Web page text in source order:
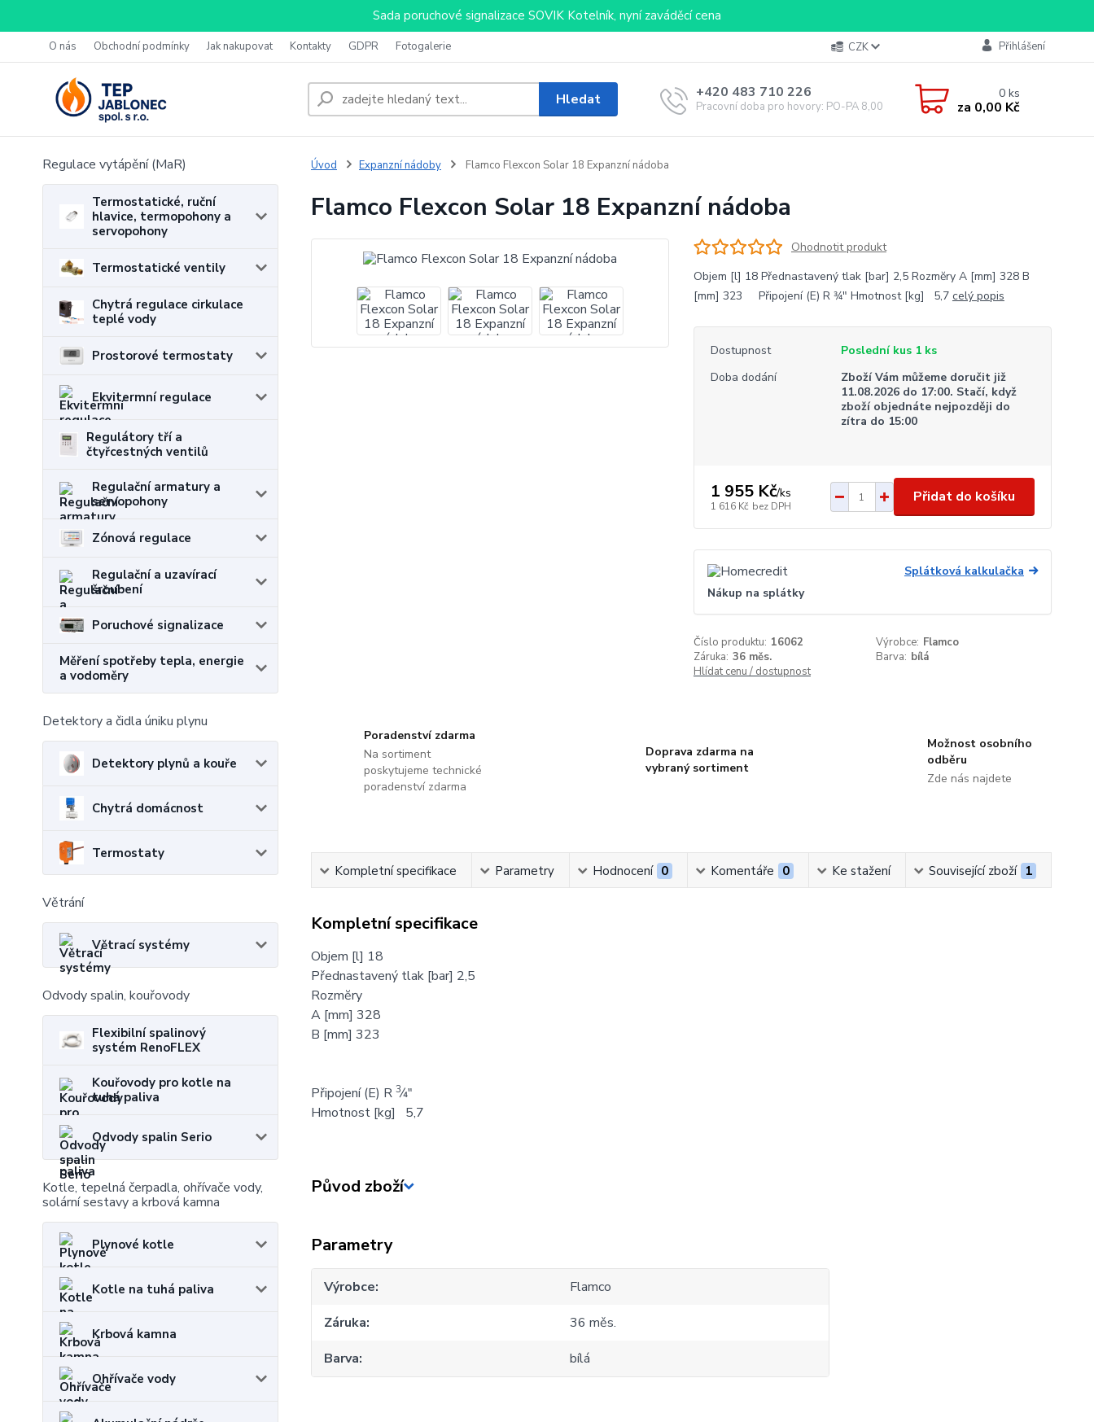
Sada poruchové signalizace SOVIK Kotelník, nyní zaváděcí cena
O nás Obchodní podmínky Jak nakupovat Kontakty GDPR Fotogalerie CZK Přihlášení
Hledat +420 483 710 226
Pracovní doba pro hovory: PO-PA 8,00-16,00
0ks
za 0,00 Kč
Regulace vytápění (MaR)
Termostatické, ruční
hlavice, termopohony a
servopohony
Termostatické ventily
Chytrá regulace cirkulace
teplé vody
Prostorové termostaty
Ekvitermní regulace
Regulátory tří a
čtyřcestných ventilů
Regulační armatury a
servopohony
Zónová regulace
Regulační a uzavírací
šroubení
Poruchové signalizace
Měření spotřeby tepla, energie
a vodoměry
Detektory a čidla úniku plynu
Detektory plynů a kouře
Chytrá domácnost
Termostaty
Větrání
Větrací systémy
Odvody spalin, kouřovody
Flexibilní spalinový
systém RenoFLEX
Kouřovody pro kotle na
tuhá paliva
Odvody spalin Serio
Kotle, tepelná čerpadla, ohřívače vody,
solární sestavy a krbová kamna
Plynové kotle
Kotle na tuhá paliva
Krbová kamna
Ohřívače vody
Úvod Expanzní nádoby Flamco Flexcon Solar 18 Expanzní nádoba
Flamco Flexcon Solar 18 Expanzní nádoba
Ohodnotit produkt
Objem [l] 18 Přednastavený tlak [bar] 2,5 Rozmĕry A [mm] 328 B
[mm] 323 Připojení (E) R 3⁄4" Hmotnost [kg] 5,7 celý popis
Dostupnost
Poslední kus 1 ks
Doba dodání
Zboží Vám můžeme doručit již
11.08.2026 do 17:00. Stačí, když
zboží objednáte nejpozději do
zítra do 15:00
1 955 Kč/ks
1 616 Kč bez DPH
Přidat do košíku
Splátková kalkulačka
Nákup na splátky
Číslo produktu: 16062 Výrobce: Flamco
Záruka: 36 měs. Barva: bílá
Hlídat cenu / dostupnost
Poradenství zdarma
Na sortiment
poskytujeme technické
poradenství zdarma
Doprava zdarma na
vybraný sortiment
Možnost osobního
odběru
Zde nás najdete
Kompletní specifikace Parametry Hodnocení 0 Komentáře 0 Ke stažení Související zboží 1
Kompletní specifikace
Objem [l] 18
Přednastavený tlak [bar] 2,5
Rozmĕry
A [mm] 328
B [mm] 323
Připojení (E) R 3⁄4"
Hmotnost [kg] 5,7
Původ zboží
Parametry
Výrobce
Flamco
Záruka
36 měs.
Barva
bílá